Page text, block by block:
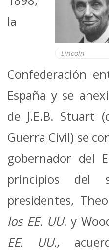
Lincoln
la
Confederación
España y se
de J.E.B. Stuart
Guerra Civil) se
gobernador del
principios del
presidentes,
los EE. UU. y
EE. UU.,